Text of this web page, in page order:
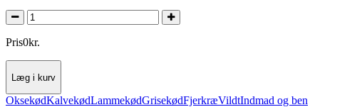
Pris0kr.
Læg i kurv
OksekødKalvekødLammekødGrisekødFjerkræVildtIndmad og ben